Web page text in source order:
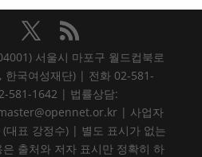
서울시 마포구 월드컵북로
한국여성재단) | 전화 02-581-
581-1642 | 법률상담:
| 사업자
대표 강정수) | 별도 표시가 없는
출처와 저자 표시만 정확히 하